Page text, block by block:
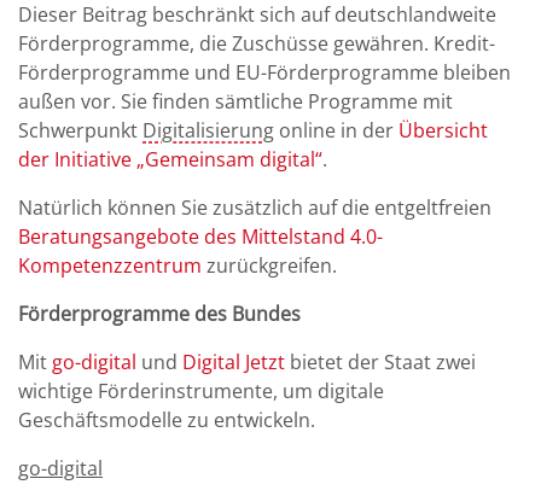
Dieser Beitrag beschränkt sich auf deutschlandweite
Förderprogramme, die Zuschüsse gewähren. Kredit-
Förderprogramme und EU-Förderprogramme bleiben
außen vor. Sie finden sämtliche Programme mit
Schwerpunkt Digitalisierung online in der Übersicht
der Initiative „Gemeinsam digital“.
Natürlich können Sie zusätzlich auf die entgeltfreien
Beratungsangebote des Mittelstand 4.0-
Kompetenzzentrum zurückgreifen.
Förderprogramme des Bundes
Mit go-digital und Digital Jetzt bietet der Staat zwei
wichtige Förderinstrumente, um digitale
Geschäftsmodelle zu entwickeln.
go-digital